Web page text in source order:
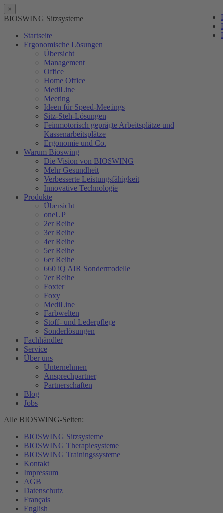
×
BIOSWING Sitzsysteme
Startseite
Ergonomische Lösungen
Übersicht
Management
Office
Home Office
MediLine
Meeting
Ideen für Speed-Meetings
Sitz-Steh-Lösungen
Feinmotorisch geprägte Arbeitsplätze und
Kassenarbeitsplätze
Ergonomie und Co.
Warum Bioswing
Die Vision von BIOSWING
Mehr Gesundheit
Verbesserte Leistungsfähigkeit
Innovative Technologie
Produkte
Übersicht
oneUP
2er Reihe
3er Reihe
4er Reihe
5er Reihe
6er Reihe
660 iQ AIR Sondermodelle
7er Reihe
Foxter
Foxy
MediLine
Farbwelten
Stoff- und Lederpflege
Sonderlösungen
Fachhändler
Service
Über uns
Unternehmen
Ansprechpartner
Partnerschaften
Blog
Jobs
Alle BIOSWING-Seiten:
BIOSWING Sitzsysteme
BIOSWING Therapiesysteme
BIOSWING Trainingssysteme
Kontakt
Impressum
AGB
Datenschutz
Français
English